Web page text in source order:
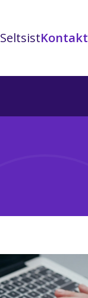
SeltsistKontakt